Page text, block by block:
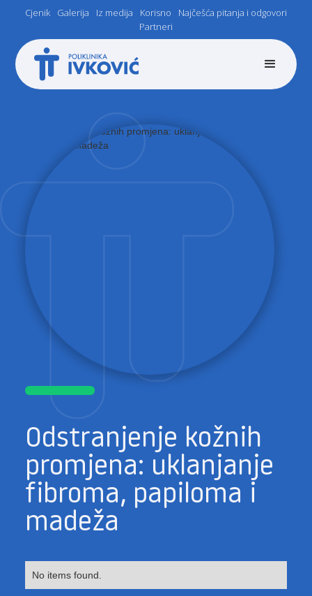
Cjenik Galerija Iz medija Korisno
Najčešća pitanja i odgovori
Partneri
Odstranjenje kožnih
promjena: uklanjanje
fibroma, papiloma i
madeža
No items found.